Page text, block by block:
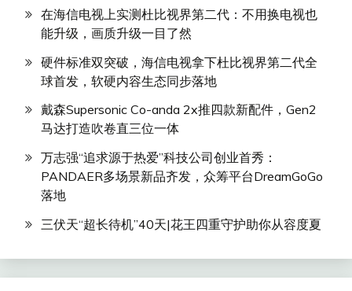
在海信电视上实测杜比视界第二代：不用换电视也
能升级，画质升级一目了然
硬件标准双突破，海信电视拿下杜比视界第二代全
球首发，软硬内容生态同步落地
戴森Supersonic Co-anda 2x推四款新配件，Gen2
马达打造吹卷直三位一体
万志强“追求源于热爱”科技公司创业首秀：
PANDAER多场景新品齐发，众筹平台DreamGoGo
落地
三伏天“超长待机”40天|花王四重守护助你从容度夏